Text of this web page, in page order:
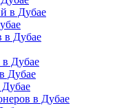
в Дубае
в Дубае
в Дубае
Дубае
в Дубае